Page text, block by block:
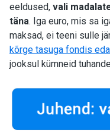
eeldused, vali
täna. Iga euro, mis sa
maksad, ei teeni sulle
kõrge tasuga fondis
jooksul kümneid